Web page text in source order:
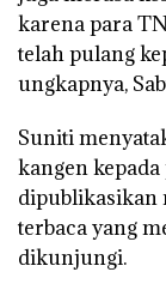
karena para
telah pulang
ungkapnya,
Suniti
kangen
dipublikasikan
terbaca yang
dikunjungi.